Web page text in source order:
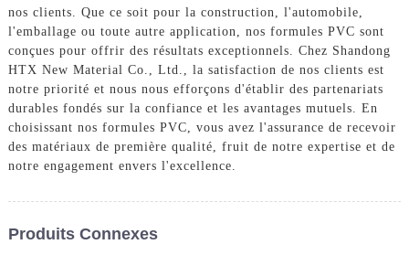
nos clients. Que ce soit pour la construction, l'automobile,
l'emballage ou toute autre application, nos formules PVC sont
conçues pour offrir des résultats exceptionnels. Chez Shandong
HTX New Material Co., Ltd., la satisfaction de nos clients est
notre priorité et nous nous efforçons d'établir des partenariats
durables fondés sur la confiance et les avantages mutuels. En
choisissant nos formules PVC, vous avez l'assurance de recevoir
des matériaux de première qualité, fruit de notre expertise et de
notre engagement envers l'excellence.
Produits Connexes